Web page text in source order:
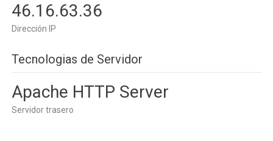
46.16.63.36
Dirección IP
Tecnologias de Servidor
Apache HTTP Server
Servidor trasero